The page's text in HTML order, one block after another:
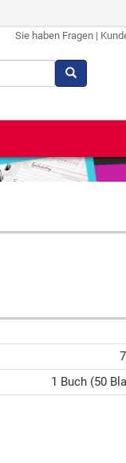
Sie haben Fragen |
1 Buch (50